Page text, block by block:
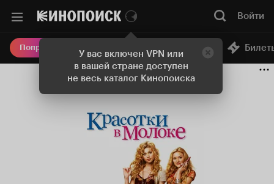
У вас включен VPN или
в вашей стране доступен
не весь каталог Кинопоиска
Войти
Попробовать Плюс Онлайн-кинотеатр